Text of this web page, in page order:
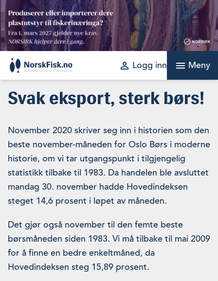
Skip
content
perm_identity Logg inn menu Meny
Svak eksport, sterk børs!
November 2020 skriver seg inn i historien som den
beste november-måneden for Oslo Børs i moderne
historie, om vi tar utgangspunkt i tilgjengelig
statistikk tilbake til 1983. Da handelen ble avsluttet
mandag 30. november hadde Hovedindeksen
steget 14,6 prosent i løpet av måneden.
Det gjør også november til den femte beste
børsmåneden siden 1983. Vi må tilbake til mai 2009
for å finne en bedre enkeltmåned, da
Hovedindeksen steg 15,89 prosent.